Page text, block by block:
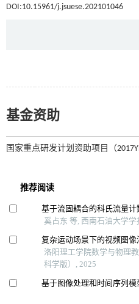
DOI:10.15961/j.jsuese.202101046
基金资助
国家重点研发计划资助项目（